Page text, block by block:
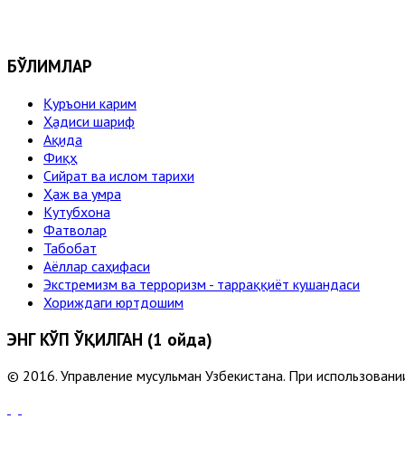
БЎЛИМЛАР
Қуръони карим
Ҳадиси шариф
Ақида
Фиқҳ
Сийрат ва ислом тарихи
Ҳаж ва умра
Кутубхона
Фатволар
Табобат
Аёллар саҳифаси
Экстремизм ва терроризм - тарраққиёт кушандаси
Хориждаги юртдошим
ЭНГ КЎП ЎҚИЛГАН (1 ойда)
© 2016. Управление мусульман Узбекистана. При